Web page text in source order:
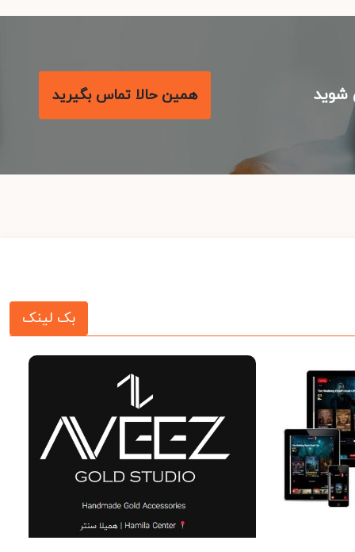
همین حالا تماس بگیرید
بک لینک